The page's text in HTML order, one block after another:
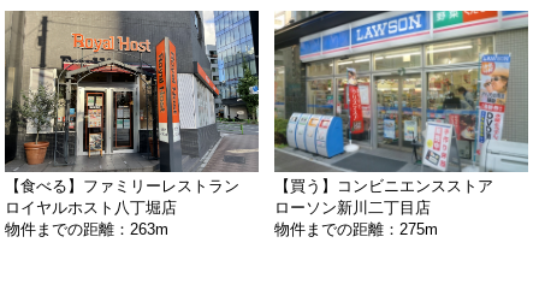
【食べる】ファミリーレストラン
ロイヤルホスト八丁堀店
物件までの距離：263m
【買う】コンビニエンスストア
ローソン新川二丁目店
物件までの距離：275m